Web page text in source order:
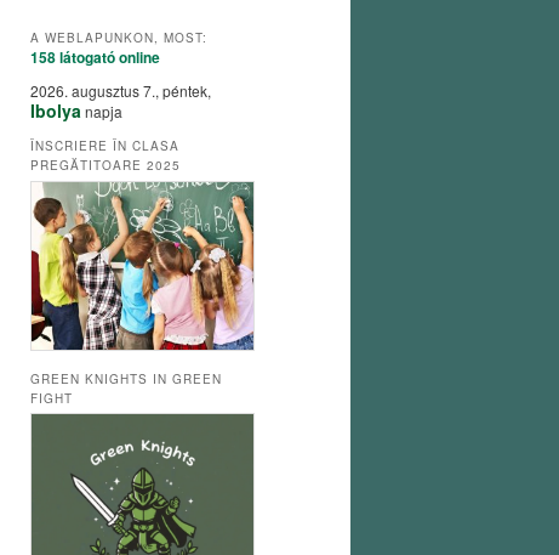
A WEBLAPUNKON, MOST:
158 látogatóonline
2026. augusztus 7., péntek,
Ibolyanapja
ÎNSCRIERE ÎN CLASA
PREGĂTITOARE 2025
GREEN KNIGHTS IN GREEN
FIGHT